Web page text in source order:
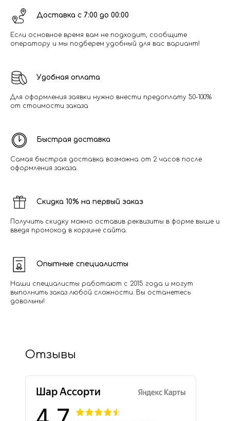
Доставка с 7:00 до 00:00
Если основное время вам не подходит, сообщите
оператору и мы подберем удобный для вас вариант!
Удобная оплата
Для оформления заявки нужно внести предоплату 50-100%
от стоимости заказа
Быстрая доставка
Самая быстрая доставка возможна от 2 часов после
оформления заказа.
Скидка 10% на первый заказ
Получить скидку можно оставив реквизиты в форме выше и
введя промокод в корзине сайта.
Опытные специалисты
Наши специалисты работают с 2015 года и могут
выполнить заказ любой сложности. Вы останетесь
довольны!
Отзывы